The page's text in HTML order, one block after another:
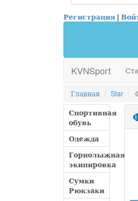
Регистрация |
KVNSport
Главная Star
Спортивная
обувь
Одежда
Горнолыжная
экипировка
Сумки
Рюкзаки